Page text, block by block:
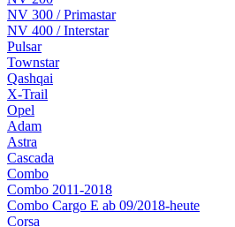
NV 300 / Primastar
NV 400 / Interstar
Pulsar
Townstar
Qashqai
X-Trail
Opel
Adam
Astra
Cascada
Combo
Combo 2011-2018
Combo Cargo E ab 09/2018-heute
Corsa